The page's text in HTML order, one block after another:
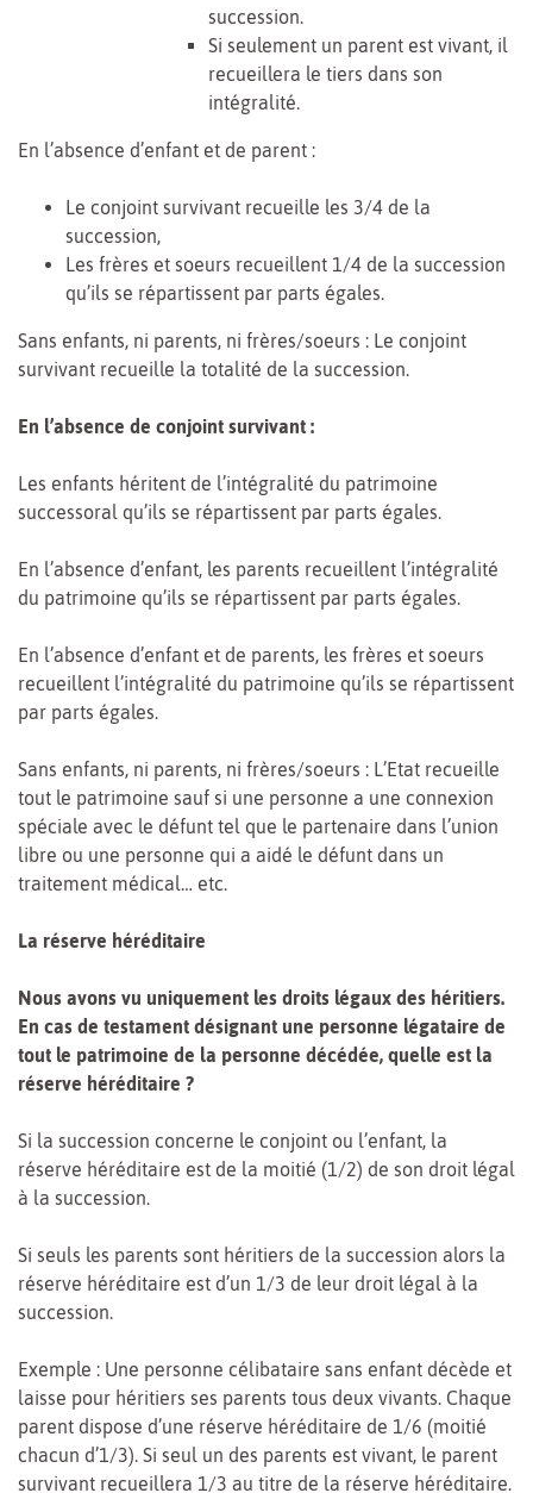
succession.
Si seulement un parent est vivant, il
recueillera le tiers dans son
intégralité.
En l’absence d’enfant et de parent :
Le conjoint survivant recueille les 3/4 de la
succession,
Les frères et soeurs recueillent 1/4 de la succession
qu’ils se répartissent par parts égales.
Sans enfants, ni parents, ni frères/soeurs : Le conjoint
survivant recueille la totalité de la succession.
En l’absence de conjoint survivant :
Les enfants héritent de l’intégralité du patrimoine
successoral qu’ils se répartissent par parts égales.
En l’absence d’enfant, les parents recueillent l’intégralité
du patrimoine qu’ils se répartissent par parts égales.
En l’absence d’enfant et de parents, les frères et soeurs
recueillent l’intégralité du patrimoine qu’ils se répartissent
par parts égales.
Sans enfants, ni parents, ni frères/soeurs : L’Etat recueille
tout le patrimoine sauf si une personne a une connexion
spéciale avec le défunt tel que le partenaire dans l’union
libre ou une personne qui a aidé le défunt dans un
traitement médical… etc.
La réserve héréditaire
Nous avons vu uniquement les droits légaux des héritiers.
En cas de testament désignant une personne légataire de
tout le patrimoine de la personne décédée, quelle est la
réserve héréditaire ?
Si la succession concerne le conjoint ou l’enfant, la
réserve héréditaire est de la moitié (1/2) de son droit légal
à la succession.
Si seuls les parents sont héritiers de la succession alors la
réserve héréditaire est d’un 1/3 de leur droit légal à la
succession.
Exemple : Une personne célibataire sans enfant décède et
laisse pour héritiers ses parents tous deux vivants. Chaque
parent dispose d’une réserve héréditaire de 1/6 (moitié
chacun d’1/3). Si seul un des parents est vivant, le parent
survivant recueillera 1/3 au titre de la réserve héréditaire.